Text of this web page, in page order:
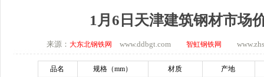
1月6日天津建筑钢材市场
来源： 大东北钢铁网 www.ddbgt.com 智虹钢铁网
品名 规格（mm） 材质
产地